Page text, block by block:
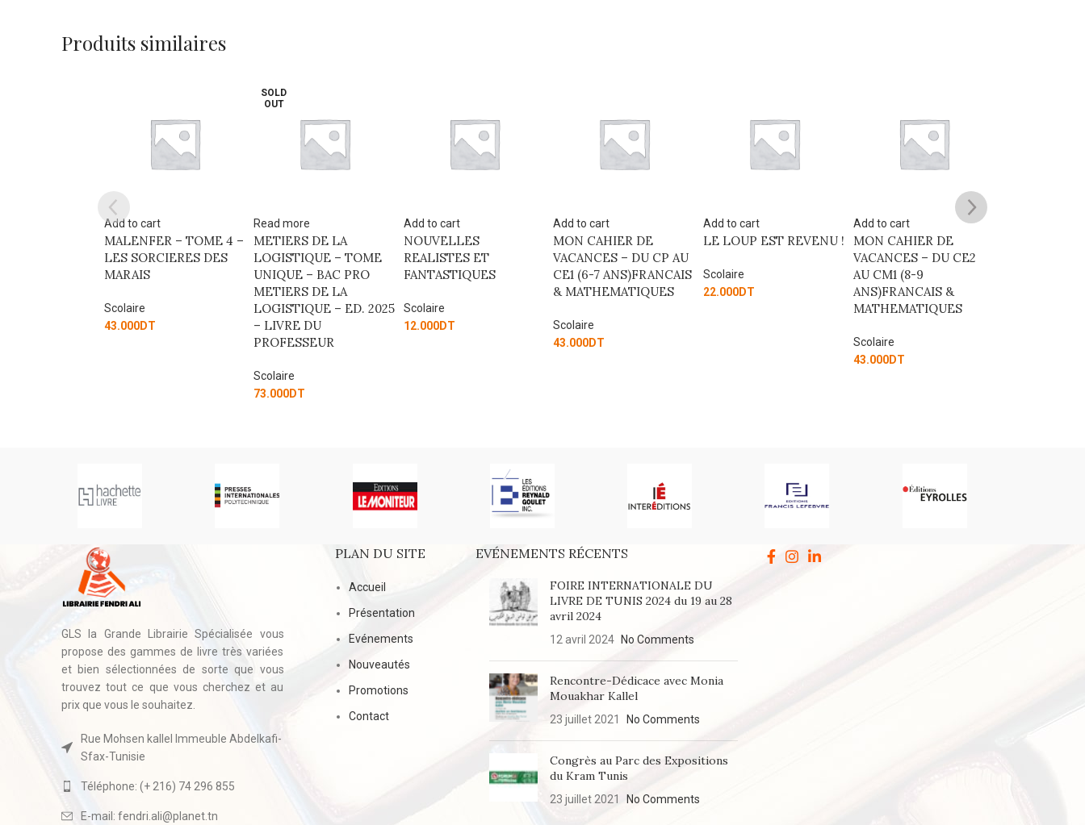
Produits similaires
Read more
METIERS DE LA
LOGISTIQUE – TOME
UNIQUE – BAC PRO
LOGISTIQUE – ED. 2025
– LIVRE DU
Add to cart
NOUVELLES
REALISTES ET
FANTASTIQUES
Scolaire
12.000DT
Add to cart
MON CAHIER DE
VACANCES – DU CP AU
CE1 (6-7 ANS)FRANCAIS
Scolaire
Add to cart
LE LOUP EST REVENU !
Scolaire
22.000DT
Add to cart
MON CAHIER DE
AU CM1 (8-9
ANS)FRANCAIS &
Add to cart
MON CAHIER DE
VACANCES – DU CM1
AU CM2 (9-10
ANS)FRANCAIS &
MATHEMATIQUES
Scolaire
43.000DT
GLS la Grande Librairie Spécialisée vous
propose des gammes de livre très variées
et bien sélectionnées de sorte que vous
trouvez tout ce que vous cherchez et au
prix que vous le souhaitez.
Rue Mohsen kallel Immeuble Abdelkafi-
Sfax-Tunisie
Téléphone: (+ 216) 74 296 855
E-mail: fendri.ali@planet.tn
PLAN DU SITE
Accueil
Présentation
Evénements
Nouveautés
Promotions
Contact
EVÉNEMENTS RÉCENTS
FOIRE INTERNATIONALE DU
LIVRE DE TUNIS 2024 du 19 au 28
avril 2024
12 avril 2024 No Comments
Rencontre-Dédicace avec Monia
Mouakhar Kallel
23 juillet 2021 No Comments
Congrès au Parc des Expositions
du Kram Tunis
23 juillet 2021 No Comments